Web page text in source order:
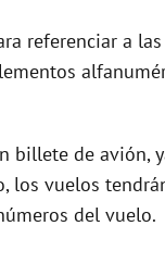
referenciar a
billete de avión,
los vuelos
del vuelo.